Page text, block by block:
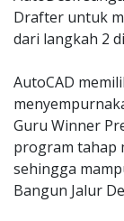
Drafter untuk
dari langkah 2
AutoCAD
Guru Winner
program tahap
sehingga
Bangun Jalur